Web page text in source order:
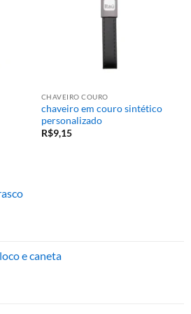
CHAVEIRO COURO
chaveiro em couro sintético
personalizado
R$9,15
e caneta